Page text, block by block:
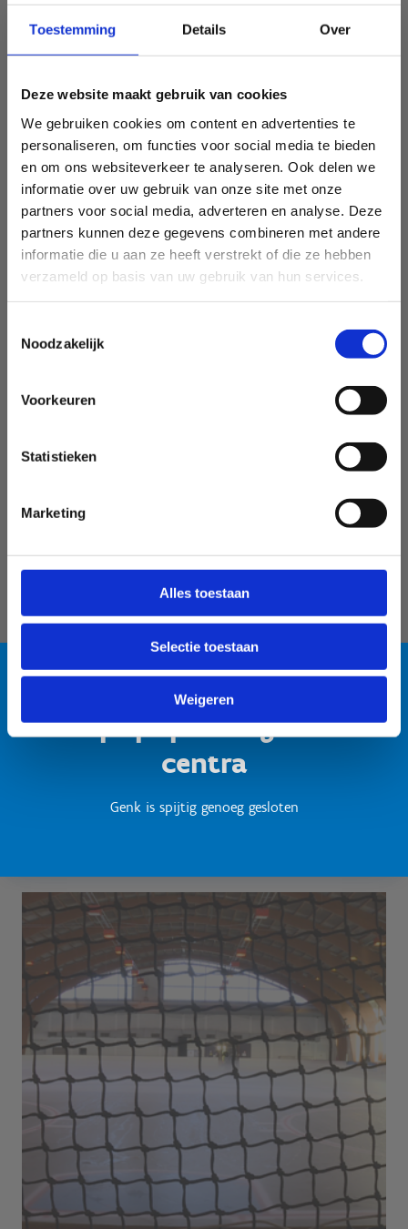
Toestemming Details Over
Deze website maakt gebruik van cookies
We gebruiken cookies om content en advertenties te
personaliseren, om functies voor social media te bieden
en om ons websiteverkeer te analyseren. Ook delen we
informatie over uw gebruik van onze site met onze
partners voor social media, adverteren en analyse. Deze
partners kunnen deze gegevens combineren met andere
informatie die u aan ze heeft verstrekt of die ze hebben
verzameld op basis van uw gebruik van hun services.
Noodzakelijk
Voorkeuren
Statistieken
Marketing
Alles toestaan
Selectie toestaan
Weigeren
Test popup titel gesloten
centra
Genk is spijtig genoeg gesloten
Sport Vlaanderen Heusden-Zolder